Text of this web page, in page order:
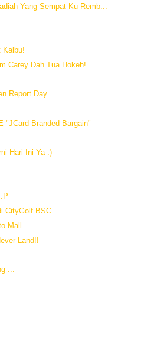
Yang Sempat Ku Remb...
Kalbu!
Carey Dah Tua Hokeh!
Report Day
"JCard Branded Bargain"
Hari Ini Ya :)
CityGolf BSC
Mall
Land!!
...